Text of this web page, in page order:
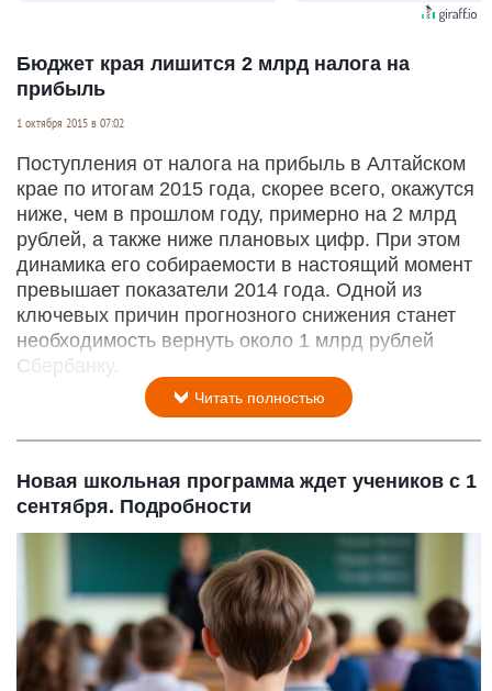
Бюджет края лишится 2 млрд налога на
прибыль
1 октября 2015 в 07:02
Поступления от налога на прибыль в Алтайском
крае по итогам 2015 года, скорее всего, окажутся
ниже, чем в прошлом году, примерно на 2 млрд
рублей, а также ниже плановых цифр. При этом
динамика его собираемости в настоящий момент
превышает показатели 2014 года. Одной из
ключевых причин прогнозного снижения станет
необходимость вернуть около 1 млрд рублей
Сбербанку.
Читать полностью
Новая школьная программа ждет учеников с 1
сентября. Подробности